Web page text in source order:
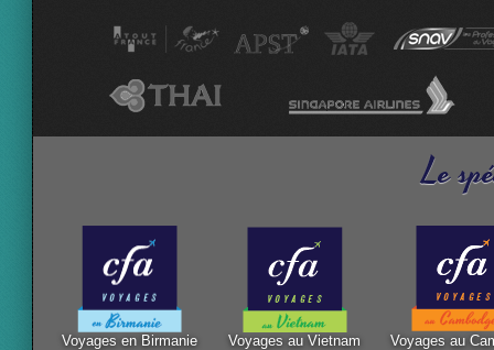
Le
Voyages en Birmanie Voyages au Vietnam Voyages au